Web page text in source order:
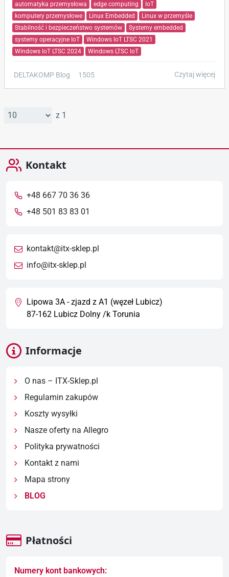
automatyka przemysłowa edge computing
IoT
komputery przemysłowe
Linux Embedded
Linux w przemyśle
Stabilność i bezpieczeństwo systemów
Systemy embedded
systemy operacyjne IoT
Windows IoT LTSC 2021
Windows IoT LTSC 2024
Windows LTSC IoT
DELTAKOMP Blog 1505 Czytaj więcej
z 1
Kontakt
+48 667 70 36 36
+48 501 83 83 01
kontakt@itx-sklep.pl
info@itx-sklep.pl
Lipowa 3A - zjazd z A1 (węzeł Lubicz)
87-162 Lubicz Dolny /k Torunia
Informacje
O nas – ITX-Sklep.pl
Regulamin zakupów
Koszty wysyłki
Nasze oferty na Allegro
Polityka prywatności
Kontakt z nami
Mapa strony
BLOG
Płatności
Numery kont bankowych: